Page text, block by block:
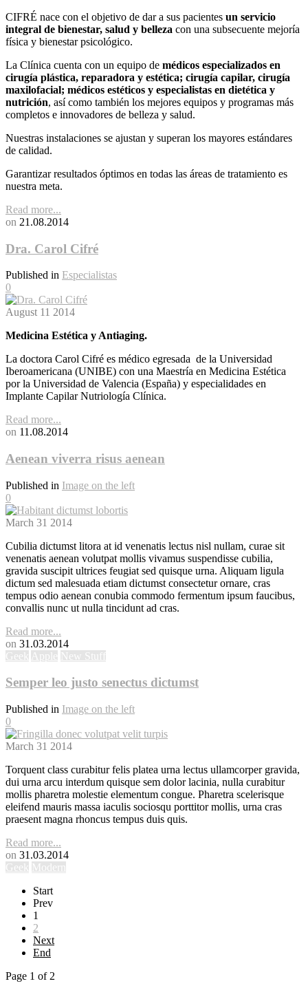
CIFRÉ nace con el objetivo de dar a sus pacientes un servicio
integral de bienestar, salud y belleza con una subsecuente mejoría
física y bienestar psicológico.
La Clínica cuenta con un equipo de médicos especializados en
cirugía plástica, reparadora y estética; cirugía capilar, cirugía
maxilofacial; médicos estéticos y especialistas en dietética y
nutrición, así como también los mejores equipos y programas más
completos e innovadores de belleza y salud.
Nuestras instalaciones se ajustan y superan los mayores estándares
de calidad.
Garantizar resultados óptimos en todas las áreas de tratamiento es
nuestra meta.
Read more...
on 21.08.2014
Dra. Carol Cifré
Published in Especialistas
0
August 11 2014
Medicina Estética y Antiaging.
La doctora Carol Cifré es médico egresada de la Universidad
Iberoamericana (UNIBE) con una Maestría en Medicina Estética
por la Universidad de Valencia (España) y especialidades en
Implante Capilar Nutriología Clínica.
Read more...
on 11.08.2014
Aenean viverra risus aenean
Published in Image on the left
0
March 31 2014
Cubilia dictumst litora at id venenatis lectus nisl nullam, curae sit
venenatis aenean volutpat mollis vivamus suspendisse cubilia,
gravida suscipit ultrices feugiat sed quisque urna. Aliquam ligula
dictum sed malesuada etiam dictumst consectetur ornare, cras
tempus odio aenean conubia commodo fermentum ipsum faucibus,
convallis nunc ut nulla tincidunt ad cras.
Read more...
on 31.03.2014
Geek Apple New Stuff
Semper leo justo senectus dictumst
Published in Image on the left
0
March 31 2014
Torquent class curabitur felis platea urna lectus ullamcorper gravida,
dui urna arcu interdum quisque sem dolor lacinia, nulla curabitur
mollis pharetra molestie elementum congue. Pharetra scelerisque
eleifend mauris massa iaculis sociosqu porttitor mollis, urna cras
praesent magna rhoncus tempus duis quis.
Read more...
on 31.03.2014
Geek Modern
Start
Prev
1
2
Next
End
Page 1 of 2